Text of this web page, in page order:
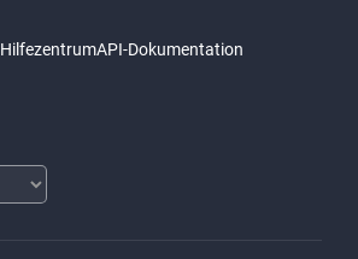
HilfezentrumAPI-Dokumentation